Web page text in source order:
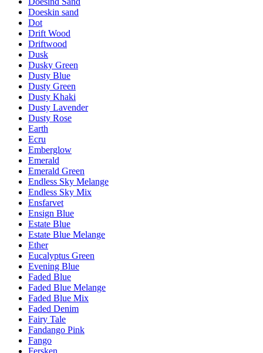
Doeskin sand
Dot
Drift Wood
Driftwood
Dusk
Dusky Green
Dusty Blue
Dusty Green
Dusty Khaki
Dusty Lavender
Dusty Rose
Earth
Ecru
Emberglow
Emerald
Emerald Green
Endless Sky Melange
Endless Sky Mix
Ensfarvet
Ensign Blue
Estate Blue
Estate Blue Melange
Ether
Eucalyptus Green
Evening Blue
Faded Blue
Faded Blue Melange
Faded Blue Mix
Faded Denim
Fairy Tale
Fandango Pink
Fango